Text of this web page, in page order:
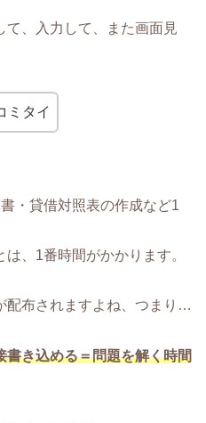
て、入力して、また画面見
ミタイ
・貸借対照表の作成など1
、1番時間がかかります。
配布されますよね、つまり…
書き込める＝問題を解く時間